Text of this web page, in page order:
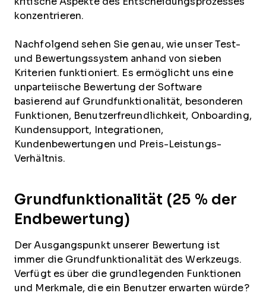
konzentrieren.
Nachfolgend sehen Sie genau, wie unser Test-
und Bewertungssystem anhand von sieben
Kriterien funktioniert. Es ermöglicht uns eine
unparteiische Bewertung der Software
basierend auf Grundfunktionalität, besonderen
Funktionen, Benutzerfreundlichkeit, Onboarding,
Kundensupport, Integrationen,
Kundenbewertungen und Preis-Leistungs-
Verhältnis.
Grundfunktionalität (25 % der
Endbewertung)
Der Ausgangspunkt unserer Bewertung ist
immer die Grundfunktionalität des Werkzeugs.
Verfügt es über die grundlegenden Funktionen
und Merkmale, die ein Benutzer erwarten würde?